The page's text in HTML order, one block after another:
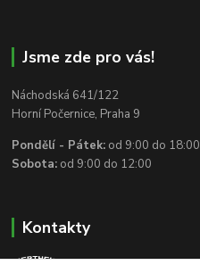
Jsme zde pro vás!
Náchodská 641/122
Horní Počernice, Praha 9
Pondělí - Pátek: od 9:00 do 18:00
Sobota: od 9:00 do 12:00
Kontakty